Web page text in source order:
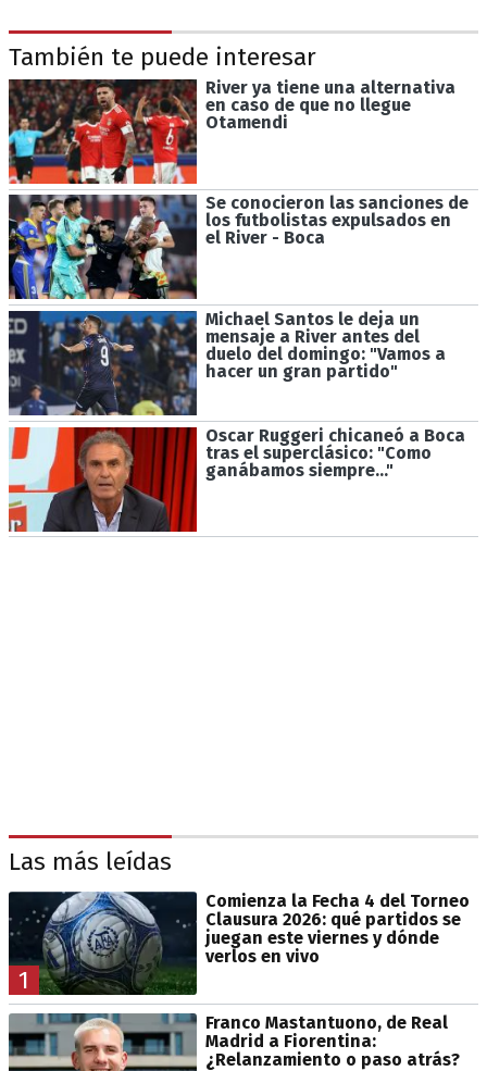
También te puede interesar
River ya tiene una alternativa
en caso de que no llegue
Otamendi
Se conocieron las sanciones de
los futbolistas expulsados en
el River - Boca
Michael Santos le deja un
mensaje a River antes del
duelo del domingo: "Vamos a
hacer un gran partido"
Oscar Ruggeri chicaneó a Boca
tras el superclásico: "Como
ganábamos siempre..."
Las más leídas
1
Comienza la Fecha 4 del Torneo
Clausura 2026: qué partidos se
juegan este viernes y dónde
verlos en vivo
Franco Mastantuono, de Real
Madrid a Fiorentina:
¿Relanzamiento o paso atrás?